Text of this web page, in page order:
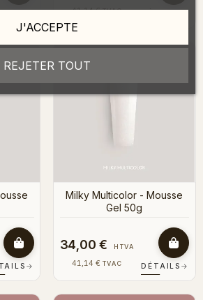
→ 41,14 € TVAC DÉTAILS→
→
Milky Multicolor - Mousse
Gel 50g
34,00 € HTVA
41,14 € TVAC DÉTAILS →
REJETER TOUT
J'ACCEPTE